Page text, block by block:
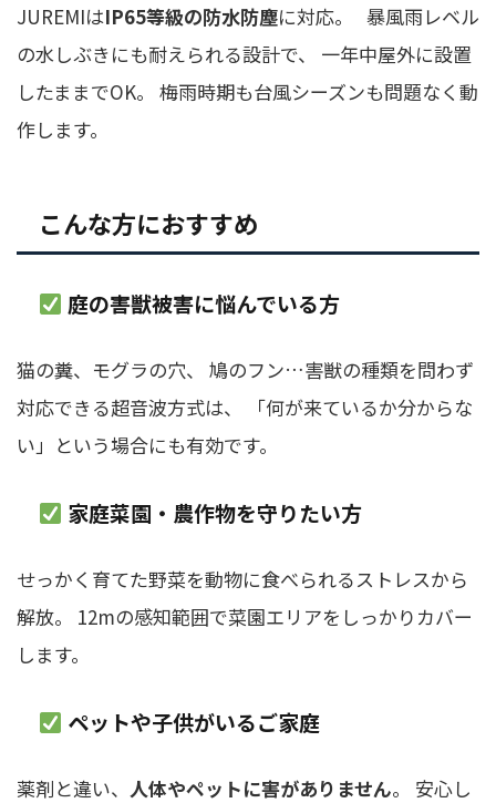
JUREMIはIP65等級の防水防塵に対応。 暴風雨レベル
の水しぶきにも耐えられる設計で、 一年中屋外に設置
したままでOK。 梅雨時期も台風シーズンも問題なく動
作します。
こんな方におすすめ
庭の害獣被害に悩んでいる方
猫の糞、モグラの穴、 鳩のフン…害獣の種類を問わず
対応できる超音波方式は、 「何が来ているか分からな
い」という場合にも有効です。
家庭菜園・農作物を守りたい方
せっかく育てた野菜を動物に食べられるストレスから
解放。 12mの感知範囲で菜園エリアをしっかりカバー
します。
ペットや子供がいるご家庭
薬剤と違い、 人体やペットに害がありません。 安心し